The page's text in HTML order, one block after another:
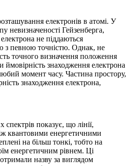
електронів в атомі. У
невизначеності Гейзенберга,
не піддаються
з певною точністю. Однак, не
точного визначення положення
ймовірність знаходження електрона
момент часу. Частина простору,
знаходження електрона,
показує, що лінії,
квантовими енергетичними
на більш тонкі, тобто на
енергетичним рівнем. Ці
назву за виглядом